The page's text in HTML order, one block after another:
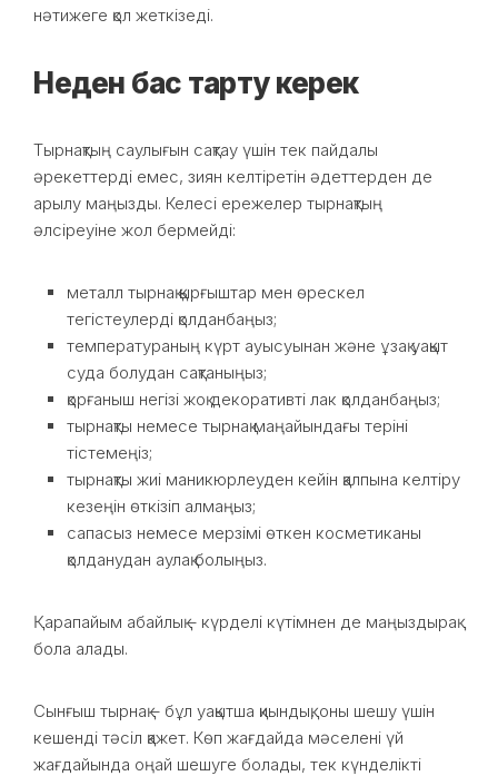
нәтижеге қол жеткізеді.
Неден бас тарту керек
Тырнақтың саулығын сақтау үшін тек пайдалы
әрекеттерді емес, зиян келтіретін әдеттерден де
арылу маңызды. Келесі ережелер тырнақтың
әлсіреуіне жол бермейді:
металл тырнақ қырғыштар мен өрескел
тегістеулерді қолданбаңыз;
температураның күрт ауысуынан және ұзақ уақыт
суда болудан сақтаныңыз;
қорғаныш негізі жоқ декоративті лак қолданбаңыз;
тырнақты немесе тырнақ маңайындағы теріні
тістемеңіз;
тырнақты жиі маникюрлеуден кейін қалпына келтіру
кезеңін өткізіп алмаңыз;
сапасыз немесе мерзімі өткен косметиканы
қолданудан аулақ болыңыз.
Қарапайым абайлық – күрделі күтімнен де маңыздырақ
бола алады.
Сынғыш тырнақ – бұл уақытша қиындық, оны шешу үшін
кешенді тәсіл қажет. Көп жағдайда мәселені үй
жағдайында оңай шешуге болады, тек күнделікті